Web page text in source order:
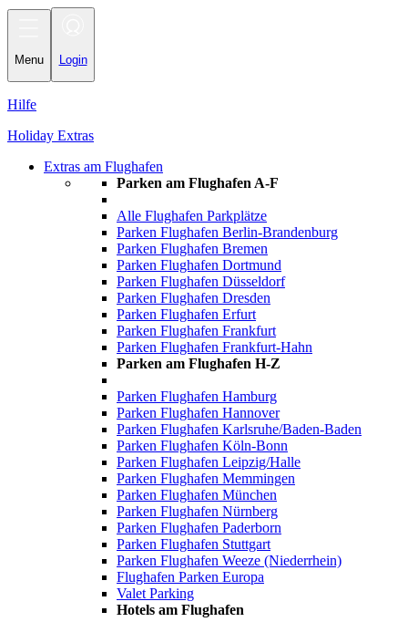
Menu Login
Hilfe
Holiday Extras
Extras am Flughafen
Parken am Flughafen A-F
Alle Flughafen Parkplätze
Parken Flughafen Berlin-Brandenburg
Parken Flughafen Bremen
Parken Flughafen Dortmund
Parken Flughafen Düsseldorf
Parken Flughafen Dresden
Parken Flughafen Erfurt
Parken Flughafen Frankfurt
Parken Flughafen Frankfurt-Hahn
Parken am Flughafen H-Z
Parken Flughafen Hamburg
Parken Flughafen Hannover
Parken Flughafen Karlsruhe/Baden-Baden
Parken Flughafen Köln-Bonn
Parken Flughafen Leipzig/Halle
Parken Flughafen Memmingen
Parken Flughafen München
Parken Flughafen Nürnberg
Parken Flughafen Paderborn
Parken Flughafen Stuttgart
Parken Flughafen Weeze (Niederrhein)
Flughafen Parken Europa
Valet Parking
Hotels am Flughafen